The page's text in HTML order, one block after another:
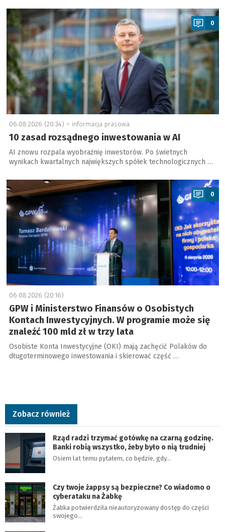
a
0
06.08.2026 (20:34) – informacja prasowa
10 zasad rozsądnego inwestowania w AI
AI znowu rozpala wyobraźnię inwestorów. Po świetnych
wynikach kwartalnych największych spółek technologicznych …
a
0
06.08.2026 (20:16)
GPW i Ministerstwo Finansów o Osobistych
Kontach Inwestycyjnych. W programie może się
znaleźć 100 mld zł w trzy lata
Osobiste Konta Inwestycyjne (OKI) mają zachęcić Polaków do
długoterminowego inwestowania i skierować część …
Zobacz również
Rząd radzi trzymać gotówkę na czarną godzinę.
Banki robią wszystko, żeby było o nią trudniej
Osiem lat temu pytałem, co będzie, gdy…
Czy twoje żappsy są bezpieczne? Co wiadomo o
cyberataku na Żabkę
Żabka potwierdziła nieautoryzowany dostęp do części
swojego…